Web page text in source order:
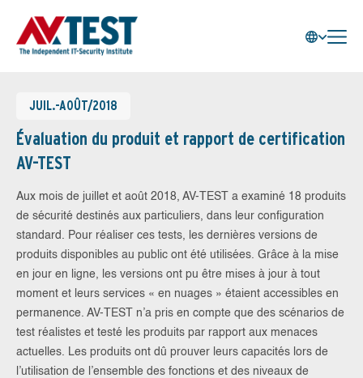
JUIL.-AOÛT/2018
Évaluation du produit et rapport de certification
AV-TEST
Aux mois de juillet et août 2018, AV-TEST a examiné 18 produits
de sécurité destinés aux particuliers, dans leur configuration
standard. Pour réaliser ces tests, les dernières versions de
produits disponibles au public ont été utilisées. Grâce à la mise
en jour en ligne, les versions ont pu être mises à jour à tout
moment et leurs services « en nuages » étaient accessibles en
permanence. AV-TEST n’a pris en compte que des scénarios de
test réalistes et testé les produits par rapport aux menaces
actuelles. Les produits ont dû prouver leurs capacités lors de
l’utilisation de l’ensemble des fonctions et des niveaux de